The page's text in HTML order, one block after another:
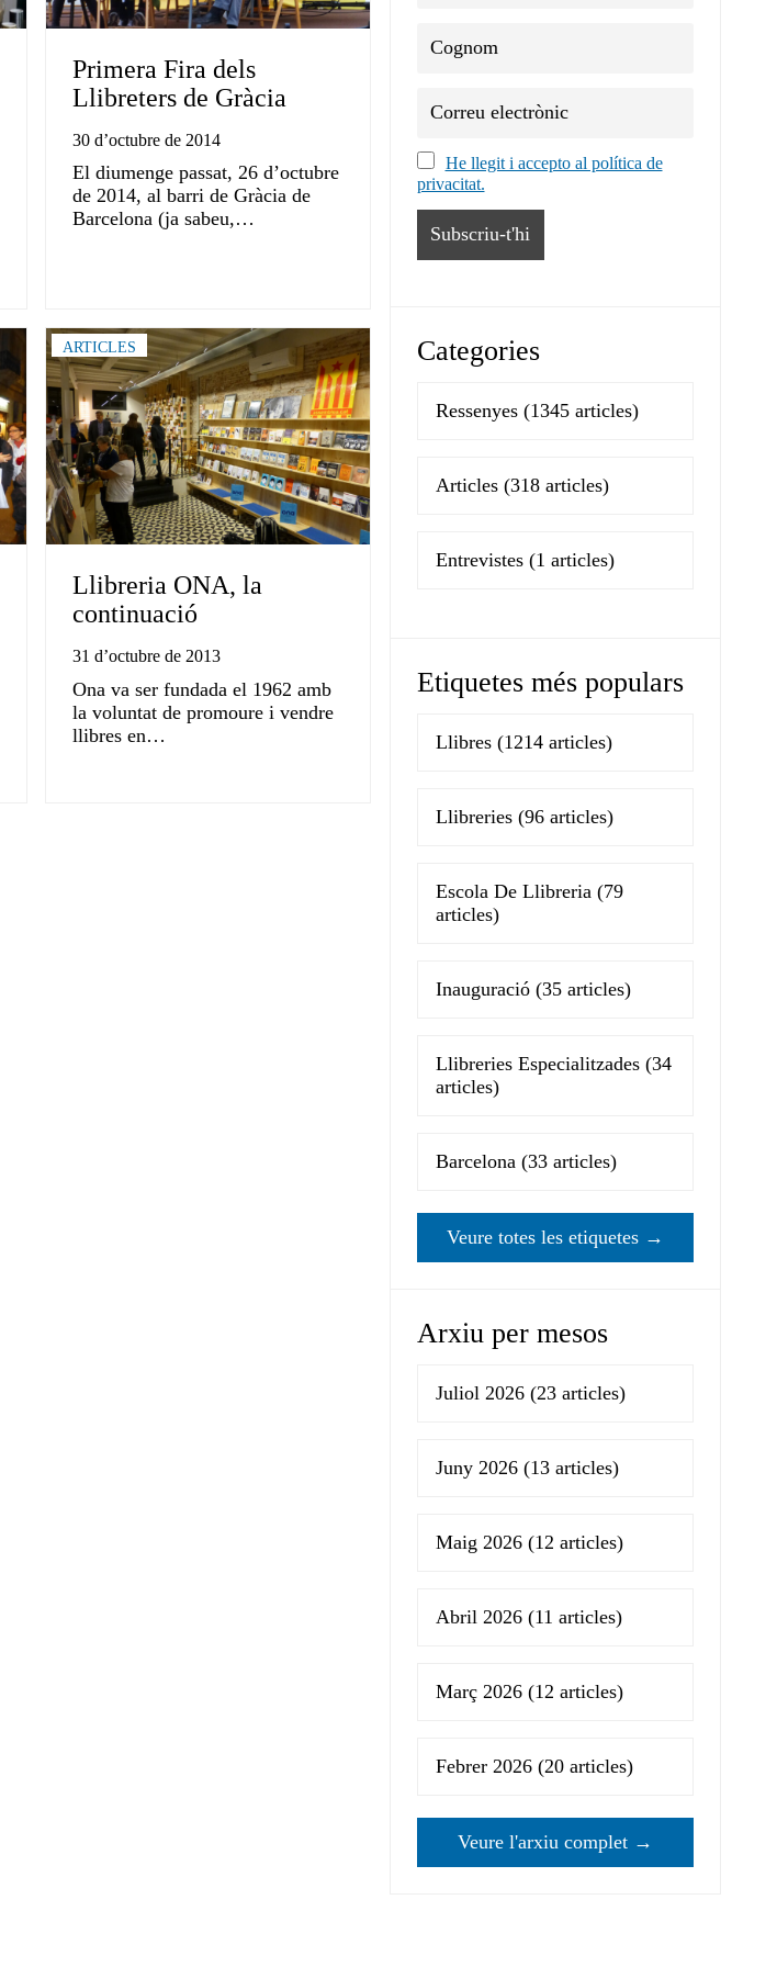
Primera Fira dels
Llibreters de Gràcia
30 d’octubre de 2014
El diumenge passat, 26 d’octubre
de 2014, al barri de Gràcia de
Barcelona (ja sabeu,…
ARTICLES
Llibreria ONA, la
continuació
31 d’octubre de 2013
Ona va ser fundada el 1962 amb
la voluntat de promoure i vendre
llibres en…
He llegit i accepto al política de
privacitat.
Categories
Ressenyes (1345 articles)
Articles (318 articles)
Entrevistes (1 articles)
Etiquetes més populars
Llibres (1214 articles)
Llibreries (96 articles)
Escola De Llibreria (79
articles)
Inauguració (35 articles)
Llibreries Especialitzades (34
articles)
Barcelona (33 articles)
Veure totes les etiquetes →
Arxiu per mesos
Juliol 2026 (23 articles)
Juny 2026 (13 articles)
Maig 2026 (12 articles)
Abril 2026 (11 articles)
Març 2026 (12 articles)
Febrer 2026 (20 articles)
Veure l'arxiu complet →